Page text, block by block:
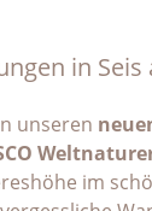
in
unseren
im